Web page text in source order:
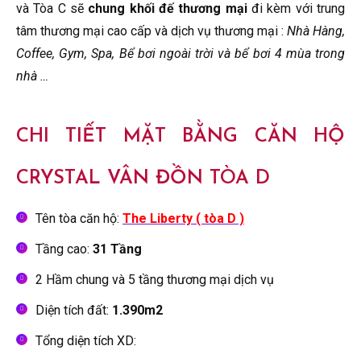
và Tòa C sẽ chung khối đế thương mạiđi kèm với trung
tâm thương mại cao cấp và dịch vụ thương mại : Nhà Hàng,
Coffee, Gym, Spa, Bể bơi ngoài trời và bể bơi 4 mùa trong
nhà …
CHI TIẾT MẶT BẰNG CĂN HỘ
CRYSTAL VÂN ĐỒN TÒA D
Tên tòa căn hộ: The Liberty ( tòa D )
Tầng cao: 31 Tầng
2 Hầm chung và 5 tầng thương mại dịch vụ
Diện tích đất: 1.390m2
Tổng diện tích XD: